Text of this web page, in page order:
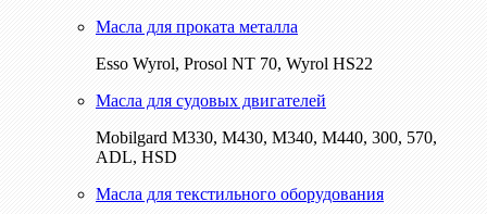
Масла для проката металла
Esso Wyrol, Prosol NT 70, Wyrol HS22
Масла для судовых двигателей
Mobilgard M330, M430, M340, M440, 300, 570,
ADL, HSD
Масла для текстильного оборудования